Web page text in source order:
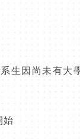
生因尚未有大
始